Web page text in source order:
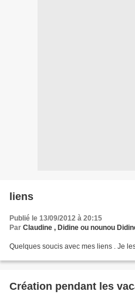
liens
Publié le 13/09/2012 à 20:15
Par Claudine , Didine ou nounou
Quelques soucis avec mes liens . Je
Création pendant les